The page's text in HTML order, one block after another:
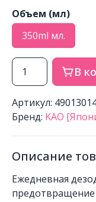
Объем (мл)
350ml мл.
В
Артикул:
Бренд: KAO
Описание
Ежедневная
предотвращение